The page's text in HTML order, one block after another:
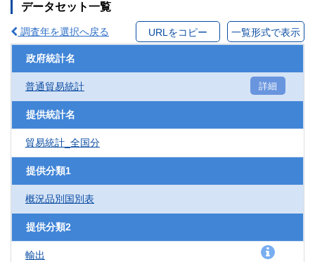
データセット一覧
調査年を選択へ戻る URLをコピー 一覧形式で表示
政府統計名
普通貿易統計 詳細
提供統計名
貿易統計_全国分
提供分類1
概況品別国別表
提供分類2
輸出